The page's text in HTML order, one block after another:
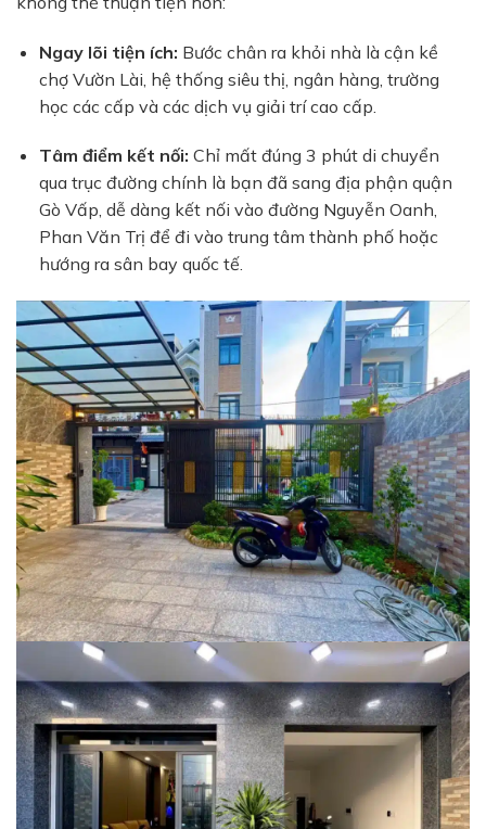
Ngay lõi tiện ích: Bước chân ra khỏi nhà là cận kề
chợ Vườn Lài, hệ thống siêu thị, ngân hàng, trường
học các cấp và các dịch vụ giải trí cao cấp.
Tâm điểm kết nối: Chỉ mất đúng 3 phút di chuyển
qua trục đường chính là bạn đã sang địa phận quận
Gò Vấp, dễ dàng kết nối vào đường Nguyễn Oanh,
Phan Văn Trị để đi vào trung tâm thành phố hoặc
hướng ra sân bay quốc tế.